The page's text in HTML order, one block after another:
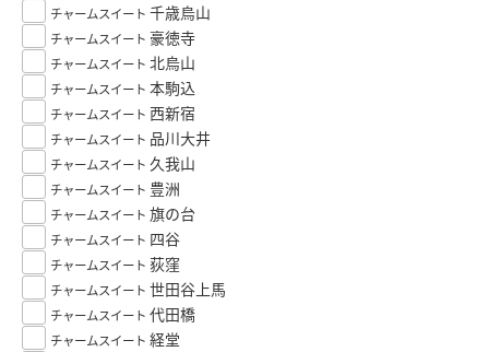
チャームスイート 千歳烏山
チャームスイート 豪徳寺
チャームスイート 北烏山
チャームスイート 本駒込
チャームスイート 西新宿
チャームスイート 品川大井
チャームスイート 久我山
チャームスイート 豊洲
チャームスイート 旗の台
チャームスイート 四谷
チャームスイート 荻窪
チャームスイート 世田谷上馬
チャームスイート 代田橋
チャームスイート 経堂